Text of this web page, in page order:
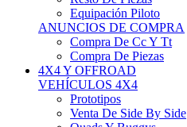
Equipación Piloto
ANUNCIOS DE COMPRA
Compra De Cc Y Tt
Compra De Piezas
4X4 Y OFFROAD
VEHÍCULOS 4X4
Prototipos
Venta De Side By Side